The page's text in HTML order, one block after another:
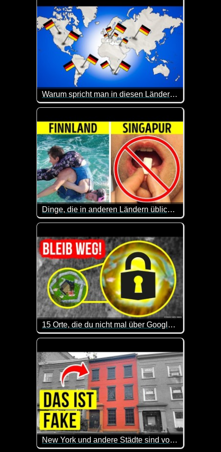
Warum spricht man in diesen Ländern Deutsch?
Etwa 82 Millionen Deutsche haben Deutsch als
Dinge, die in anderen Ländern üblich sind, in deinem Land aber absurd erscheinen
Eine lustige Sache, dass Leute einem riesigen
15 Orte, die du nicht mal über Google Maps erkunden kannst
Sehr interessant, welche geheimen bzw. hoch
New York und andere Städte sind voll mit fake Häusern, das ist der Grund